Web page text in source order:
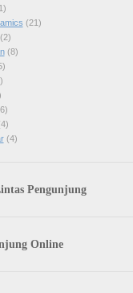
(21)
(2)
(8)
(4)
Pengunjung
Online